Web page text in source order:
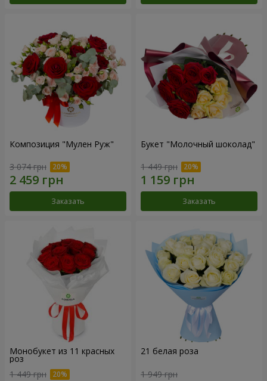
Композиция "Мулен Руж"
3 074 грн
Заказать
Букет "Молочный шоколад"
1 449 грн
Заказать
Монобукет из 11 красных
роз
1 449 грн
21 белая роза
1 949 грн